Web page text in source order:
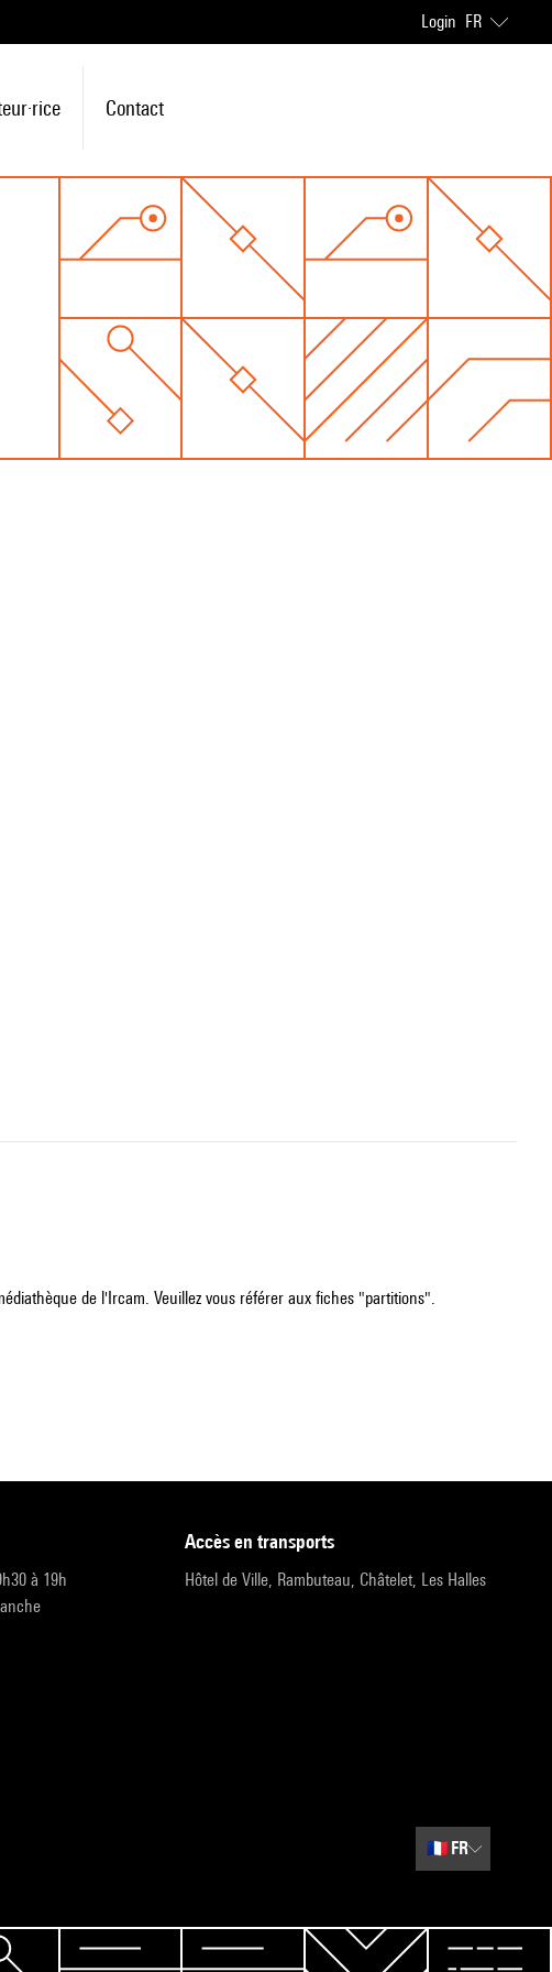
Login FR
Contact
de l'Ircam. Veuillez vous référer aux fiches "partitions".
à 19h
accès en transports
Hôtel de Ville, Rambuteau, Châtelet, Les Halles
🇫🇷 FR